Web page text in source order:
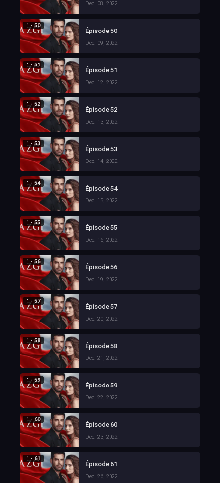
Dec. 08, 2022
1 - 50
Épisode 50
Dec. 09, 2022
1 - 51
Épisode 51
Dec. 12, 2022
1 - 52
Épisode 52
Dec. 13, 2022
1 - 53
Épisode 53
Dec. 14, 2022
1 - 54
Épisode 54
Dec. 15, 2022
1 - 55
Épisode 55
Dec. 16, 2022
1 - 56
Épisode 56
Dec. 19, 2022
1 - 57
Épisode 57
Dec. 20, 2022
1 - 58
Épisode 58
Dec. 21, 2022
1 - 59
Épisode 59
Dec. 22, 2022
1 - 60
Épisode 60
Dec. 23, 2022
1 - 61
Épisode 61
Dec. 26, 2022